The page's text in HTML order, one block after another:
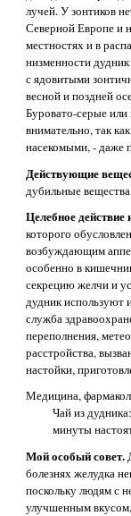
лучей. У зонтиков
Северной Европе и
местностях и в
низменности
с ядовитыми
весной и поздней
Буровато-серые
внимательно, так
насекомыми, - даже
Действующие
дубильные
Целебное действие
которого
возбуждающим
особенно в
секрецию желчи и
дудник используют
служба
переполнения,
расстройства,
настойки,
Медицина,
Чай из
минуты
Мой особый совет.
болезнях желудка
поскольку людям с
улучшенным